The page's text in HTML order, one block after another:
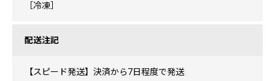
［冷凍］
配送注記
【スピード発送】決済から7日程度で発送